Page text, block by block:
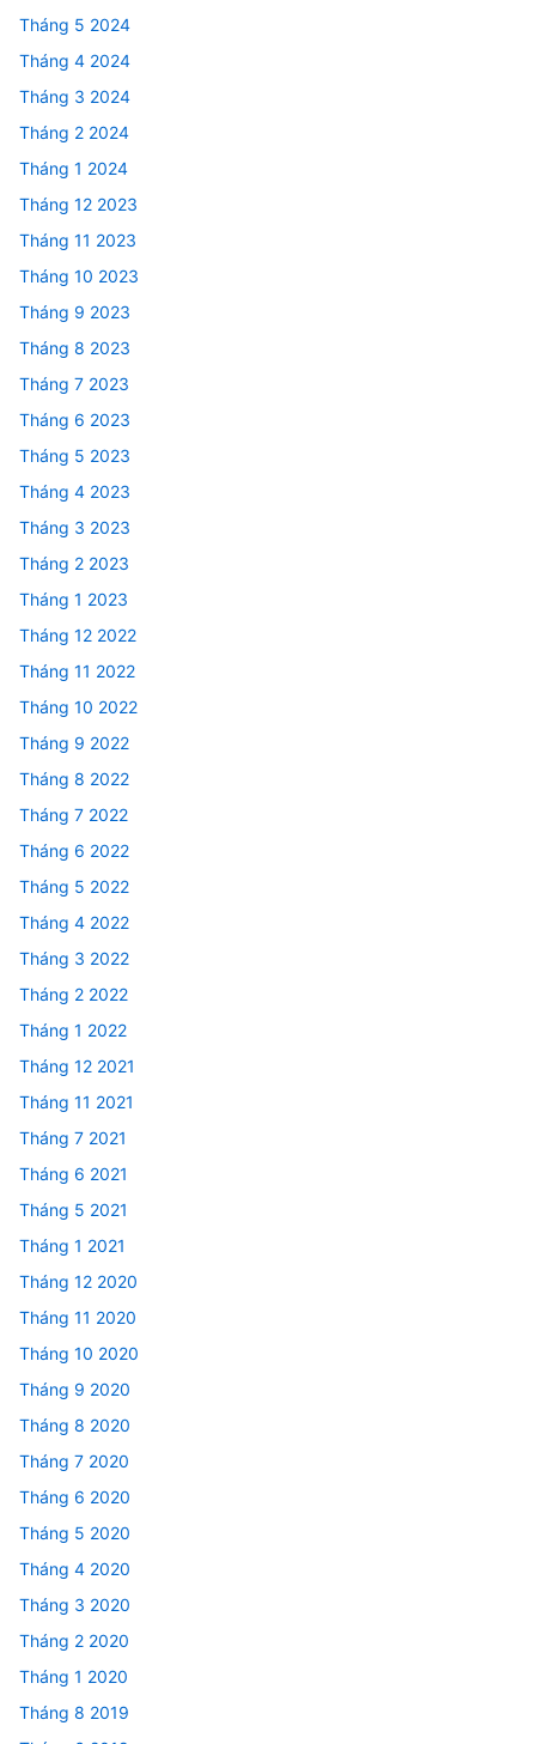
Tháng 5 2024
Tháng 4 2024
Tháng 3 2024
Tháng 2 2024
Tháng 1 2024
Tháng 12 2023
Tháng 11 2023
Tháng 10 2023
Tháng 9 2023
Tháng 8 2023
Tháng 7 2023
Tháng 6 2023
Tháng 5 2023
Tháng 4 2023
Tháng 3 2023
Tháng 2 2023
Tháng 1 2023
Tháng 12 2022
Tháng 11 2022
Tháng 10 2022
Tháng 9 2022
Tháng 8 2022
Tháng 7 2022
Tháng 6 2022
Tháng 5 2022
Tháng 4 2022
Tháng 3 2022
Tháng 2 2022
Tháng 1 2022
Tháng 12 2021
Tháng 11 2021
Tháng 7 2021
Tháng 6 2021
Tháng 5 2021
Tháng 1 2021
Tháng 12 2020
Tháng 11 2020
Tháng 10 2020
Tháng 9 2020
Tháng 8 2020
Tháng 7 2020
Tháng 6 2020
Tháng 5 2020
Tháng 4 2020
Tháng 3 2020
Tháng 2 2020
Tháng 1 2020
Tháng 8 2019